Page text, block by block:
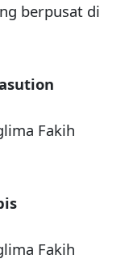
berpusat di
Fakih
Fakih